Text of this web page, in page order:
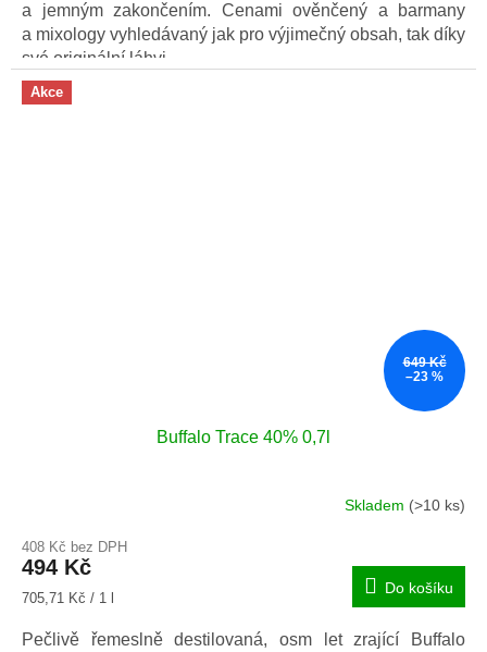
a jemným zakončením. Cenami ověnčený a barmany
a mixology vyhledávaný jak pro výjimečný obsah, tak díky
své originální láhvi.
Akce
649 Kč
–23 %
Buffalo Trace 40% 0,7l
Skladem (>10 ks)
408 Kč bez DPH
494 Kč
Měrná
705,71 Kč / 1 l
Do košíku
Pečlivě řemeslně destilovaná, osm let zrající Buffalo